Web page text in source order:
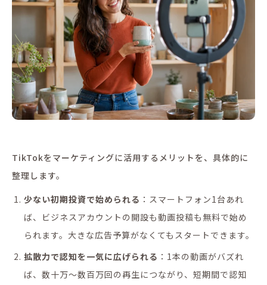
TikTokをマーケティングに活用するメリットを、具体的に
整理します。
少ない初期投資で始められる ：スマートフォン1台あれ
ば、ビジネスアカウントの開設も動画投稿も無料で始め
られます。大きな広告予算がなくてもスタートできます。
拡散力で認知を一気に広げられる ：1本の動画がバズれ
ば、数十万〜数百万回の再生につながり、短期間で認知